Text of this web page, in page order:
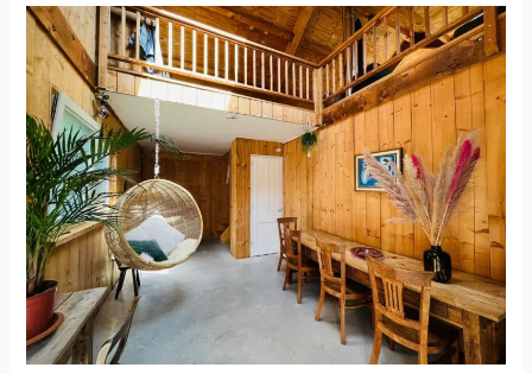
NH159.Laren